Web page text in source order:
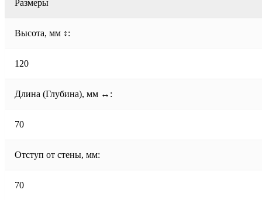
Размеры
Высота, мм ↕:
120
Длина (Глубина), мм ↔:
70
Отступ от стены, мм:
70